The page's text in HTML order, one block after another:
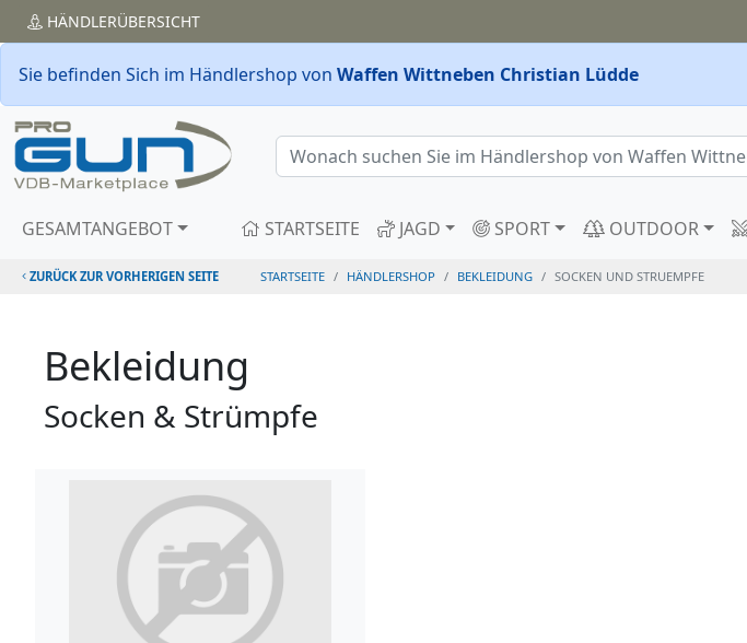
HÄNDLERÜBERSICHT
Sie befinden Sich im Händlershop von Waffen Wittneben Christian Lüdde
GESAMTANGEBOT STARTSEITE JAGD SPORT OUTDOOR
ZURÜCK ZUR VORHERIGEN SEITE STARTSEITE HÄNDLERSHOP BEKLEIDUNG SOCKEN UND STRUEMPFE
Bekleidung
Socken & Strümpfe